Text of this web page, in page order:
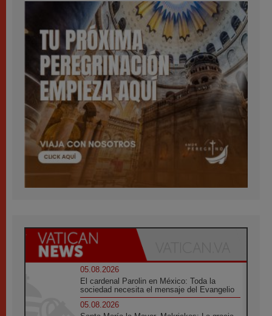
05.08.2026
El cardenal Parolin en México: Toda la
sociedad necesita el mensaje del Evangelio
05.08.2026